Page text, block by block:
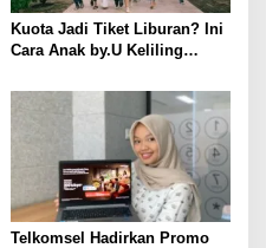
Kuota Jadi Tiket Liburan? Ini
Cara Anak by.U Keliling
Spesial
Telkomsel Hadirkan Promo